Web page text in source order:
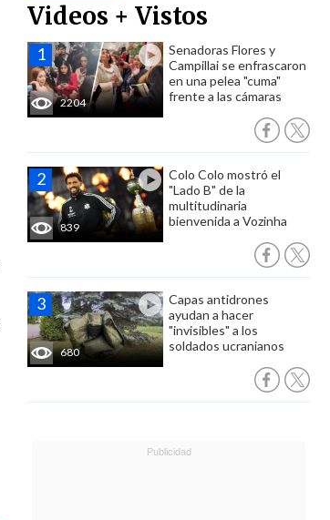
Videos + Vistos
2204
Senadoras Flores y
Campillai se enfrascaron
en una pelea "cuma"
frente a las cámaras
839
Colo Colo mostró el
"Lado B" de la
multitudinaria
bienvenida a Vozinha
680
Capas antidrones
ayudan a hacer
"invisibles" a los
soldados ucranianos